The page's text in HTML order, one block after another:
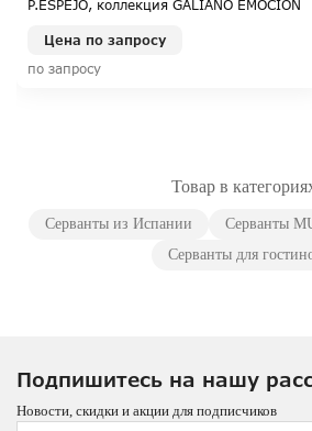
P.ESPEJO, коллекция GALIANO EMOCION
Цена по запросу
по запросу
Товар в
Серванты из Испании
Серванты
Серванты для
Подпишитесь на нашу
Новости, скидки и акции для подписчиков